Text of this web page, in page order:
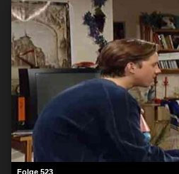
Folge 523